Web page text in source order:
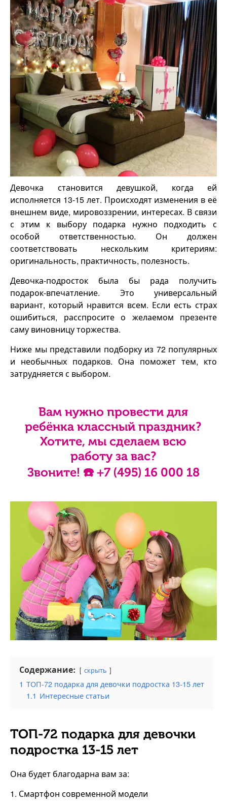
Девочка становится девушкой, когда ей
исполняется 13-15 лет. Происходят изменения в её
внешнем виде, мировоззрении, интересах. В связи
с этим к выбору подарка нужно подходить с
особой ответственностью. Он должен
соответствовать нескольким критериям:
оригинальность, практичность, полезность.
Девочка-подросток была бы рада получить
подарок-впечатление. Это универсальный
вариант, который нравится всем. Если есть страх
ошибиться, расспросите о желаемом презенте
саму виновницу торжества.
Ниже мы представили подборку из 72 популярных
и необычных подарков. Она поможет тем, кто
затрудняется с выбором.
Вам нужно провести для
ребёнка классный праздник?
Хотите, мы сделаем всю
работу за вас?
Звоните! ☎️ +7 (495) 16 000 18
Содержание: скрыть
1 ТОП-72 подарка для девочки подростка 13-15 лет
1.1 Интересные статьи
ТОП-72 подарка для девочки
подростка 13-15 лет
Она будет благодарна вам за:
1. Смартфон современной модели